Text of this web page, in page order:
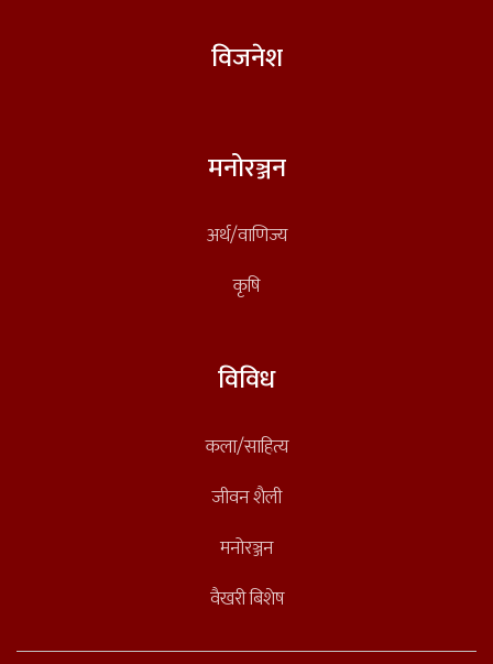
विजनेश
मनोरञ्जन
अर्थ/वाणिज्य
कृषि
विविध
कला/साहित्य
जीवन शैली
मनोरञ्जन
वैखरी बिशेष